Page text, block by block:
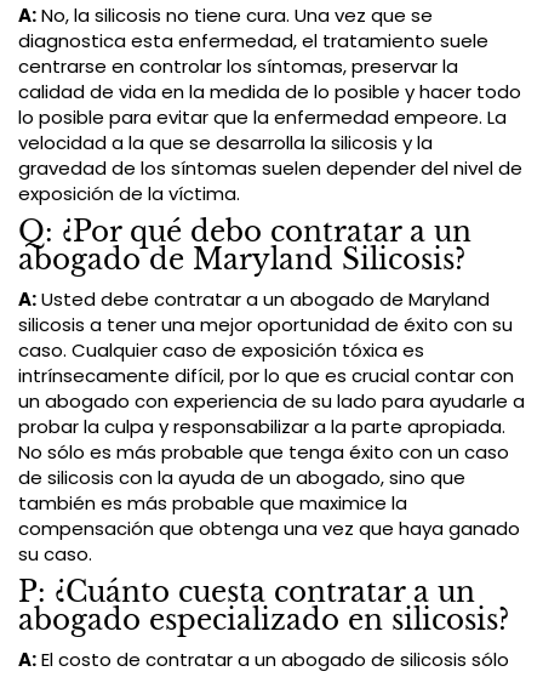
A:No, la silicosis no tiene cura. Una vez que se
diagnostica esta enfermedad, el tratamiento suele
centrarse en controlar los síntomas, preservar la
calidad de vida en la medida de lo posible y hacer todo
lo posible para evitar que la enfermedad empeore. La
velocidad a la que se desarrolla la silicosis y la
gravedad de los síntomas suelen depender del nivel de
exposición de la víctima.
Q: ¿Por qué debo contratar a un
abogado de Maryland Silicosis?
A:Usted debe contratar a un abogado de Maryland
silicosis a tener una mejor oportunidad de éxito con su
caso. Cualquier caso de exposición tóxica es
intrínsecamente difícil, por lo que es crucial contar con
un abogado con experiencia de su lado para ayudarle a
probar la culpa y responsabilizar a la parte apropiada.
No sólo es más probable que tenga éxito con un caso
de silicosis con la ayuda de un abogado, sino que
también es más probable que maximice la
compensación que obtenga una vez que haya ganado
su caso.
P: ¿Cuánto cuesta contratar a un
abogado especializado en silicosis?
A:El costo de contratar a un abogado de silicosis sólo